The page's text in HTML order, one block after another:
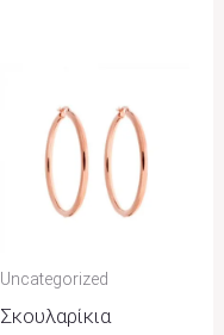
Uncategorized
Σκουλαρίκια